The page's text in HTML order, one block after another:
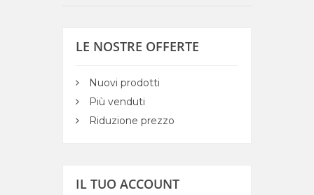
LE NOSTRE OFFERTE
Nuovi prodotti
Più venduti
Riduzione prezzo
IL TUO ACCOUNT